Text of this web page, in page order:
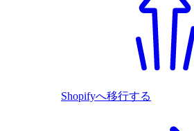
Shopifyへ移行する